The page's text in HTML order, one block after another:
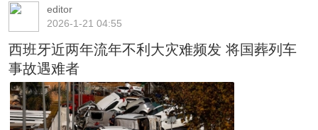
editor
2026-1-21 04:55
西班牙近两年流年不利大灾难频发 将国葬列车
事故遇难者